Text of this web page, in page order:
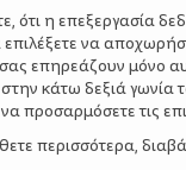
στήνοντας και
ότι η επεξεργασία
να
επηρεάζουν μόνο
στην κάτω δεξιά
προσαρμόσετε τις
περισσότερα,